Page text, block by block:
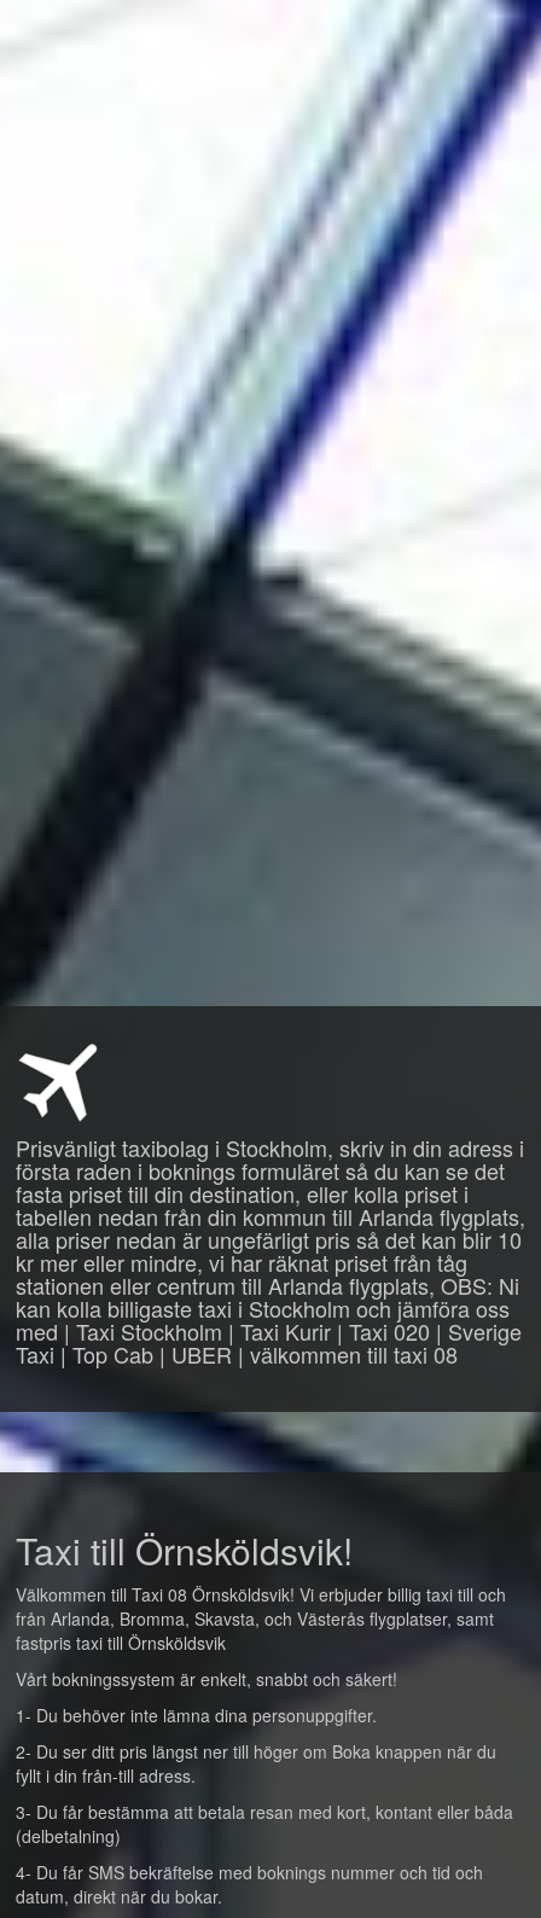
Prisvänligt taxibolag i Stockholm, skriv in din adress i
första raden i boknings formuläret så du kan se det
fasta priset till din destination, eller kolla priset i
tabellen nedan från din kommun till Arlanda flygplats,
alla priser nedan är ungefärligt pris så det kan blir 10
kr mer eller mindre, vi har räknat priset från tåg
stationen eller centrum till Arlanda flygplats, OBS: Ni
kan kolla billigaste taxi i Stockholm och jämföra oss
med | Taxi Stockholm | Taxi Kurir | Taxi 020 | Sverige
Taxi | Top Cab | UBER | välkommen till taxi 08
Taxi till Örnsköldsvik!
Välkommen till Taxi 08 Örnsköldsvik! Vi erbjuder billig taxi till och
från Arlanda, Bromma, Skavsta, och Västerås flygplatser, samt
fastpris taxi till Örnsköldsvik
Vårt bokningssystem är enkelt, snabbt och säkert!
1- Du behöver inte lämna dina personuppgifter.
2- Du ser ditt pris längst ner till höger om Boka knappen när du
fyllt i din från-till adress.
3- Du får bestämma att betala resan med kort, kontant eller båda
(delbetalning)
4- Du får SMS bekräftelse med boknings nummer och tid och
datum, direkt när du bokar.